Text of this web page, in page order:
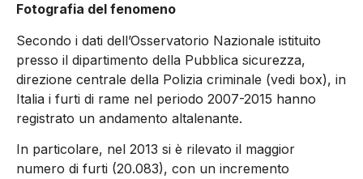
Fotografia del fenomeno
Secondo i dati dell’Osservatorio Nazionale istituito
presso il dipartimento della Pubblica sicurezza,
direzione centrale della Polizia criminale (vedi box), in
Italia i furti di rame nel periodo 2007-2015 hanno
registrato un andamento altalenante.
In particolare, nel 2013 si è rilevato il maggior
numero di furti (20.083), con un incremento